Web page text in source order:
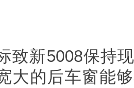
致新5008保持
大的后车窗能